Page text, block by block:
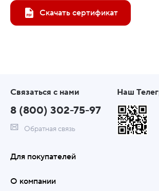
Скачать сертификат
Связаться с нами
8 (800) 302-75-97
Обратная связь
Наш
Для покупателей
О компании